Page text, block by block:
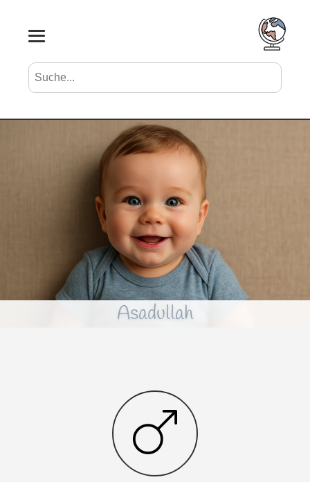
Suche nach Vornamen Search
Asadullah
Junge